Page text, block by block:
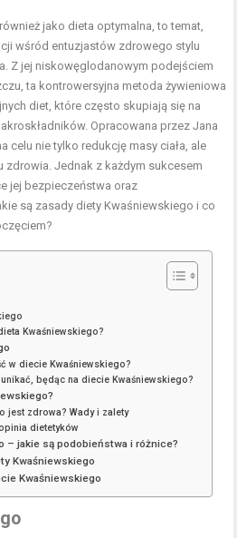
jako dieta optymalna, to temat,
wśród entuzjastów zdrowego stylu
Z jej niskowęglodanowym podejściem
ta kontrowersyjna metoda żywieniowa
diet, które często skupiają się na
Opracowana przez Jana
celu nie tylko redukcję masy ciała, ale
Jednak z każdym sukcesem
jej bezpieczeństwa oraz
są zasady diety Kwaśniewskiego i co
Kwaśniewskiego?
w diecie Kwaśniewskiego?
będąc na diecie Kwaśniewskiego?
jest zdrowa? Wady i zalety
dietetyków
– jakie są podobieństwa i różnice?
Kwaśniewskiego
Kwaśniewskiego